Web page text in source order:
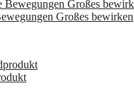
Großes bewirken